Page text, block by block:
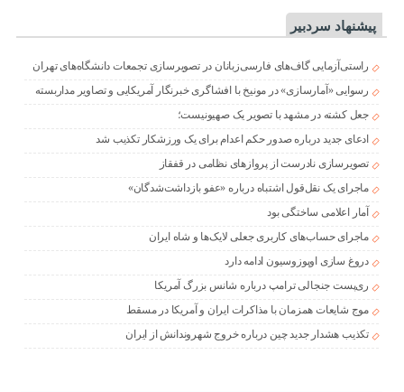
پیشنهاد سردبیر
راستی‌آزمایی گاف‌های فارسی‌زبانان در تصویرسازی تجمعات دانشگاه‌های تهران
رسوایی «آمارسازی» در مونیخ با افشاگری خبرنگار آمریکایی و تصاویر مداربسته
جعل کشته در مشهد با تصویر یک صهیونیست؛
ادعای جدید درباره صدور حکم اعدام برای یک ورزشکار تکذیب شد
تصویرسازی نادرست از پروازهای نظامی در قفقاز
ماجرای یک نقل‌قول اشتباه درباره «عفو بازداشت‌شدگان»
آمار اعلامی ساختگی بود
ماجرای حساب‌های کاربری جعلی لایک‌ها و شاه ایران
دروغ سازی اوپوزوسیون ادامه دارد
ری‌پست جنجالی ترامپ درباره شانس بزرگ آمریکا
موج شایعات همزمان با مذاکرات ایران و آمریکا در مسقط
تکذیب هشدار جدید چین درباره خروج شهروندانش از ایران